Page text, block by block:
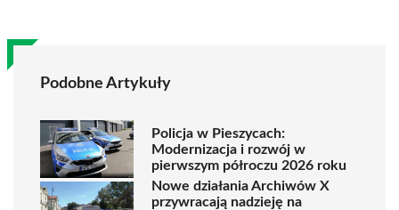
Podobne Artykuły
Policja w Pieszycach:
Modernizacja i rozwój w
pierwszym półroczu 2026 roku
Nowe działania Archiwów X
przywracają nadzieję na